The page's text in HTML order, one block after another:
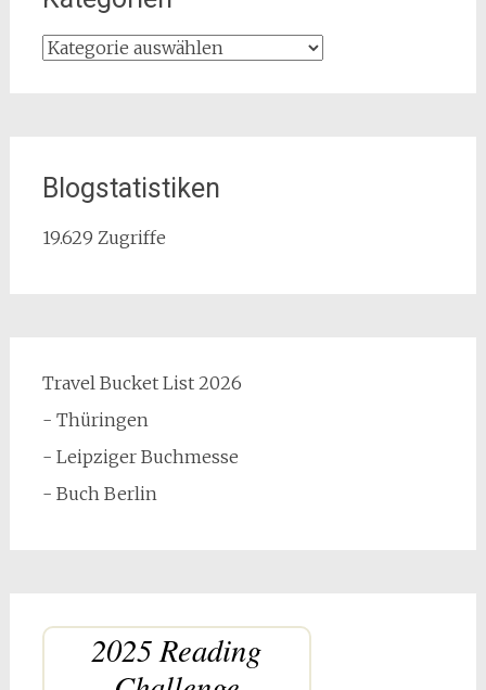
Kategorien
Blogstatistiken
19.629 Zugriffe
Travel Bucket List 2026
- Thüringen
- Leipziger Buchmesse
- Buch Berlin
2025 Reading